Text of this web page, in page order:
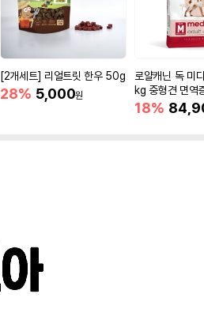
[2개세트] 리얼트릿 한우 50g
28% 5,000원
로얄캐닌 독 미
kg 중형견 면역
18%